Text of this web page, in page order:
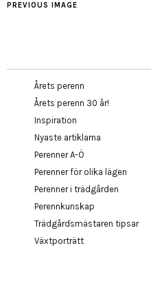
PREVIOUS IMAGE
Årets perenn
Årets perenn 30 år!
Inspiration
Nyaste artiklarna
Perenner A-Ö
Perenner för olika lägen
Perenner i trädgården
Perennkunskap
Trädgårdsmästaren tipsar
Växtporträtt